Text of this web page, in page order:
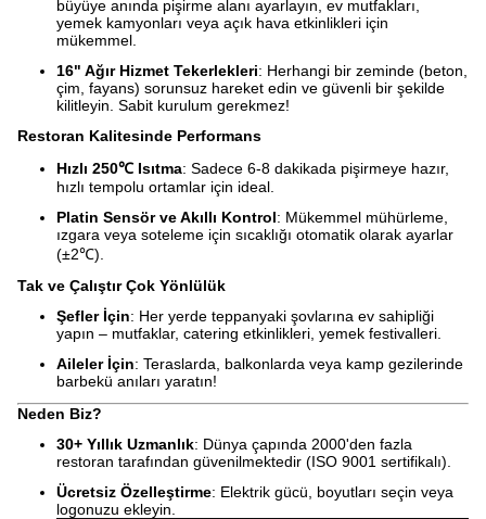
büyüye anında pişirme alanı ayarlayın, ev mutfakları,
yemek kamyonları veya açık hava etkinlikleri için
mükemmel.
16" Ağır Hizmet Tekerlekleri: Herhangi bir zeminde (beton,
çim, fayans) sorunsuz hareket edin ve güvenli bir şekilde
kilitleyin. Sabit kurulum gerekmez!
Restoran Kalitesinde Performans
Hızlı 250℃ Isıtma: Sadece 6-8 dakikada pişirmeye hazır,
hızlı tempolu ortamlar için ideal.
Platin Sensör ve Akıllı Kontrol: Mükemmel mühürleme,
ızgara veya soteleme için sıcaklığı otomatik olarak ayarlar
(±2℃).
Tak ve Çalıştır Çok Yönlülük
Şefler İçin: Her yerde teppanyaki şovlarına ev sahipliği
yapın – mutfaklar, catering etkinlikleri, yemek festivalleri.
Aileler İçin: Teraslarda, balkonlarda veya kamp gezilerinde
barbekü anıları yaratın!
Neden Biz?
30+ Yıllık Uzmanlık: Dünya çapında 2000'den fazla
restoran tarafından güvenilmektedir (ISO 9001 sertifikalı).
Ücretsiz Özelleştirme: Elektrik gücü, boyutları seçin veya
logonuzu ekleyin.